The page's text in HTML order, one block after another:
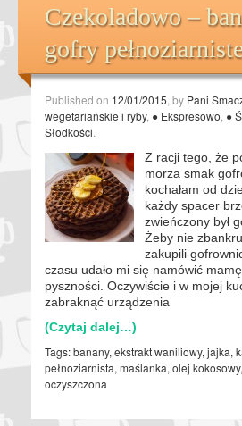
Czekoladowo –
gofry
Published on 12/01/2015 , by Pani
wegetariańskie i ryby, ● Ekspresowo ●
Słodkości
Z racji tego, że
morza smak
kochałam od
każdy spacer
zwieńczony był
Żeby nie
zakupili
czasu udało mi się namówić
pyszności. Oczywiście i w mojej
zabraknąć urządzenia
(Czytaj dalej…)
Tags:banany, ekstrakt waniliowy, jajka,
pełnoziarnista, maślanka, olej kokosowy,
oczyszczona